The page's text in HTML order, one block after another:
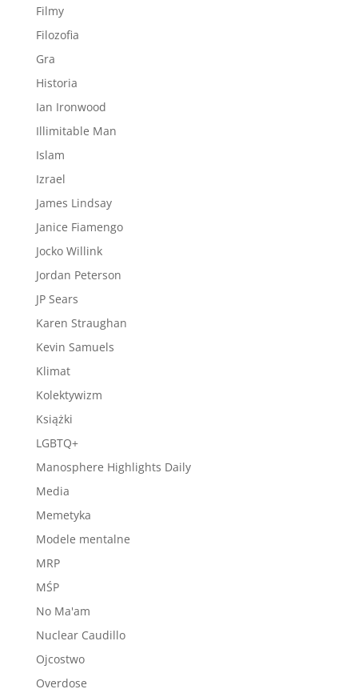
Filmy
Filozofia
Gra
Historia
Ian Ironwood
Illimitable Man
Islam
Izrael
James Lindsay
Janice Fiamengo
Jocko Willink
Jordan Peterson
JP Sears
Karen Straughan
Kevin Samuels
Klimat
Kolektywizm
Książki
LGBTQ+
Manosphere Highlights Daily
Media
Memetyka
Modele mentalne
MRP
MŚP
No Ma'am
Nuclear Caudillo
Ojcostwo
Overdose